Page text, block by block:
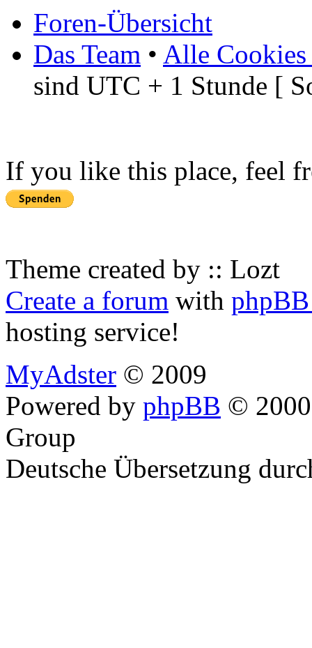
Foren-Übersicht
Das Team • Alle Cookies
sind UTC + 1 Stunde [
If you like this place, feel
Theme created by :: Lozt
Create a forum with
hosting service!
MyAdster © 2009
Powered by phpBB ©
Group
Deutsche Übersetzung